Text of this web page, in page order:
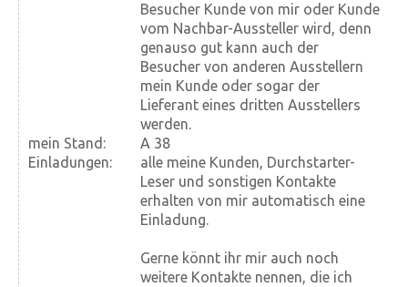
Besucher Kunde von mir oder Kunde
vom Nachbar-Aussteller wird, denn
genauso gut kann auch der
Besucher von anderen Ausstellern
mein Kunde oder sogar der
Lieferant eines dritten Ausstellers
werden.
mein Stand:
A 38
Einladungen:
alle meine Kunden, Durchstarter-
Leser und sonstigen Kontakte
erhalten von mir automatisch eine
Einladung.
Gerne könnt ihr mir auch noch
weitere Kontakte nennen, die ich